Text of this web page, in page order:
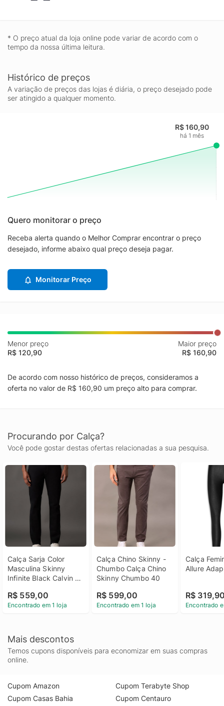
* O preço atual da loja online pode variar de acordo com o
tempo da nossa última leitura.
Histórico de preços
A variação de preços das lojas é diária, o preço desejado pode
ser atingido a qualquer momento.
R$ 160,90
há 1 mês
Quero monitorar o preço
Receba alerta quando o Melhor Comprar encontrar o preço
desejado, informe abaixo qual preço deseja pagar.
Monitorar Preço
Menor preço
R$ 120,90
Maior preço
R$ 160,90
De acordo com nosso histórico de preços, consideramos a
oferta no valor de R$ 160,90 um preço alto para comprar.
Procurando por Calça?
Você pode gostar destas ofertas relacionadas a sua pesquisa.
Calça Sarja Color
Masculina Skinny
Infinite Black Calvin
Sarja Color Masculina
Skinny Infinite Black
R$ 559,00
Encontrado em 1 loja
Calça Chino Skinny -
Chumbo Calça Chino
Skinny Chumbo 40
R$ 599,00
Encontrado em 1 loja
Calça
Allure
R$
Encontrado
Mais descontos
Temos cupons disponíveis para economizar em suas compras
online.
Cupom Amazon
Cupom Casas Bahia
Cupom Terabyte Shop
Cupom Centauro